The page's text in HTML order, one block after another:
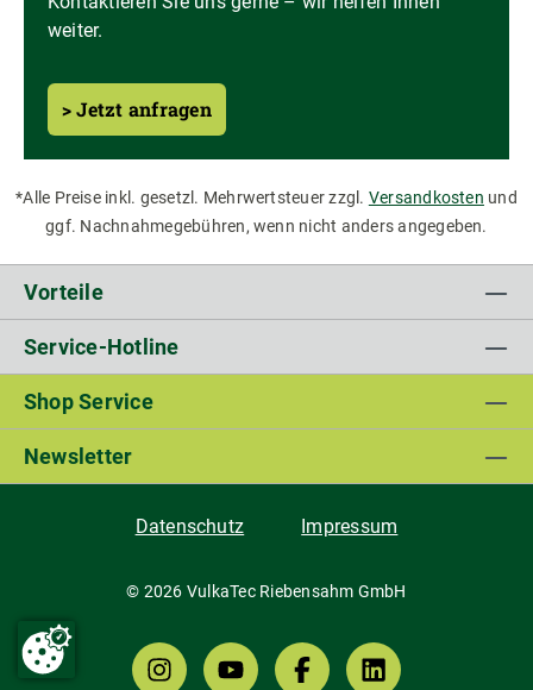
weiter.
> Jetzt anfragen
*Alle Preise inkl. gesetzl. Mehrwertsteuer zzgl. Versandkosten und
ggf. Nachnahmegebühren, wenn nicht anders angegeben.
Vorteile
Service-Hotline
Shop Service
Newsletter
Datenschutz Impressum
© 2026 VulkaTec Riebensahm GmbH